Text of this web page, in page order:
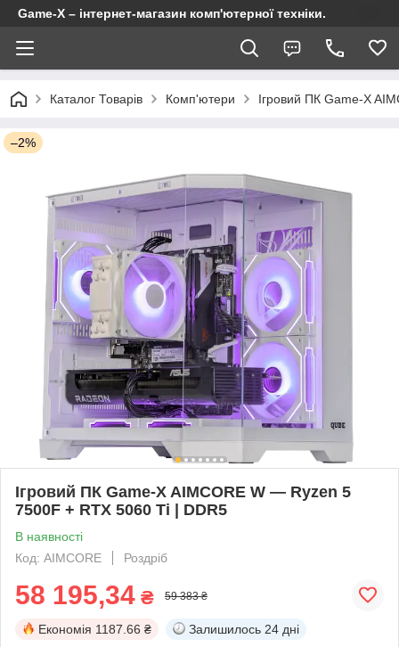
Game-X – інтернет-магазин комп'ютерної техніки.
Каталог Товарів Комп'ютери Ігровий ПК Game-X
–2%
Ігровий ПК Game-X AIMCORE W — Ryzen 5
7500F + RTX 5060 Ti | DDR5
В наявності
Код: AIMCORE
Роздріб
58 195,34 ₴ 59 383 ₴
Економія 1187.66 ₴ Залишилось 24 дні